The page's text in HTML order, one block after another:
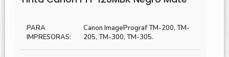
S/563.00.S/513.00.
PARA
IMPRESORAS:
Canon ImagePrograf TM-200, TM-
205, TM-300, TM-305.